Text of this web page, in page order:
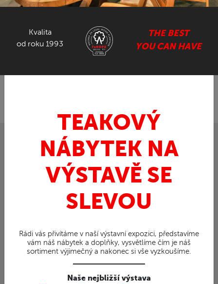
Kvalita
od roku 1993
THE BEST
YOU CAN HAVE
TEAKOVÝ
NÁBYTEK NA
VÝSTAVĚ SE
SLEVOU
Rádi vás přivítáme v naší výstavní expozici, představíme
vám náš nábytek a doplňky, vysvětlíme čím je náš
sortiment výjimečný a nakonec si vše vyzkoušíme.
Naše nejbližší výstava
NÁBYTEK ZE SUARU
GASTRO NÁBYTEK